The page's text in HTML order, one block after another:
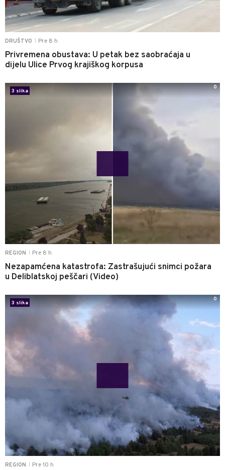
DRUŠTVO Pre 8 h
Privremena obustava: U petak bez saobraćaja u
dijelu Ulice Prvog krajiškog korpusa
REGION Pre 8 h
Nezapamćena katastrofa: Zastrašujući snimci požara
u Deliblatskoj peščari (Video)
3 slika
0
REGION Pre 10 h
3 slika
0